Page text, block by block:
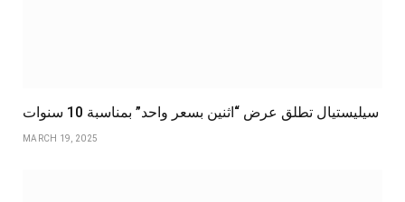
سيليستيال تطلق عرض “اثنين بسعر واحد” بمناسبة 10 سنوات
MARCH 19, 2025